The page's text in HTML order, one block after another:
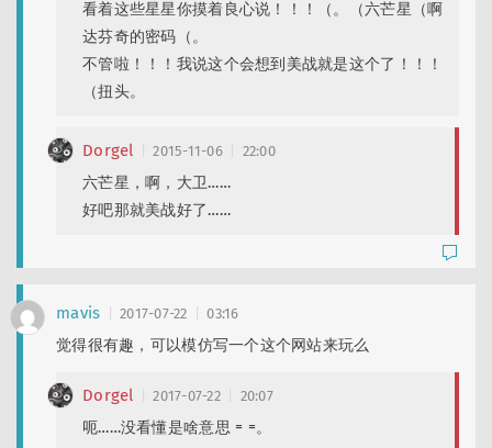
看着这些星星你摸着良心说！！！（。（六芒星（啊
达芬奇的密码（。
不管啦！！！我说这个会想到美战就是这个了！！！
（扭头。
Dorgel 2015-11-06 22:00
六芒星，啊，大卫……
好吧那就美战好了……
mavis 2017-07-22 03:16
觉得很有趣，可以模仿写一个这个网站来玩么
Dorgel 2017-07-22 20:07
呃……没看懂是啥意思 = =。